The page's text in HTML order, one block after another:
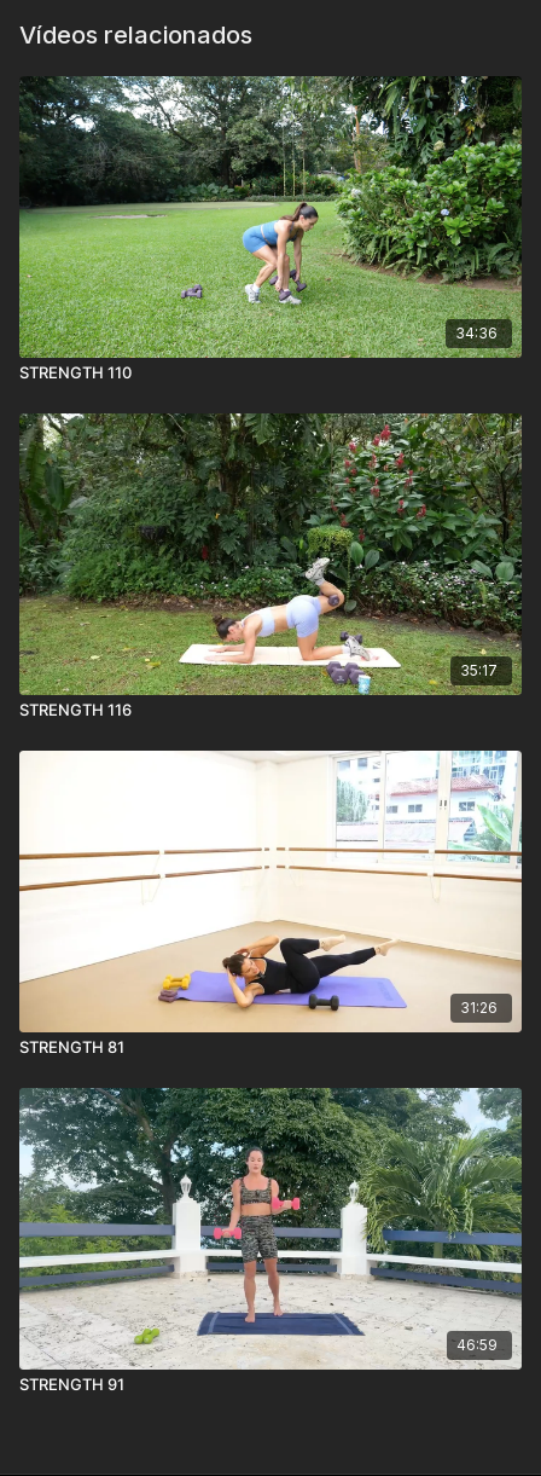
Vídeos relacionados
34:36
STRENGTH 110
35:17
STRENGTH 116
31:26
STRENGTH 81
46:59
STRENGTH 91